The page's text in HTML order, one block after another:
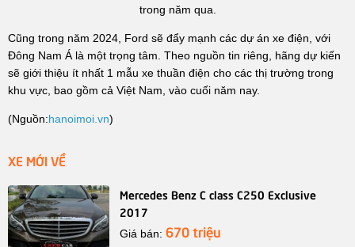
trong năm qua.
Cũng trong năm 2024, Ford sẽ đẩy mạnh các dự án xe điện, với
Đông Nam Á là một trọng tâm. Theo nguồn tin riêng, hãng dự kiến
sẽ giới thiệu ít nhất 1 mẫu xe thuần điện cho các thị trường trong
khu vực, bao gồm cả Việt Nam, vào cuối năm nay.
(Nguồn:hanoimoi.vn)
XE MỚI VỀ
Mercedes Benz C class C250 Exclusive
2017
Giá bán:670 triệu